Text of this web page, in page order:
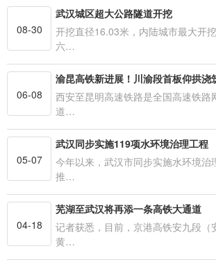
08-30
武汉城区超大公路隧道开挖
开挖直径16.03米，内陆城市最大开
六…
06-08
渝昆高铁新进展！川渝段首板仰拱浇
西安至昆明高速铁路是全国高速铁路
道…
05-07
武汉同步实施119项水环境治理工程
今年以来，武汉市同步实施水环境治
推…
04-18
芜湖至武汉将再添一条高铁大通道
记者获悉，目前，京港高铁安九段（
黄…